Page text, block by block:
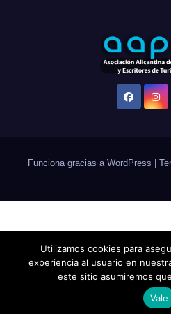
Funciona gracias a WordPress
Utilizamos cookies para
experiencia al usuario en
este sitio asumiremos
Vale